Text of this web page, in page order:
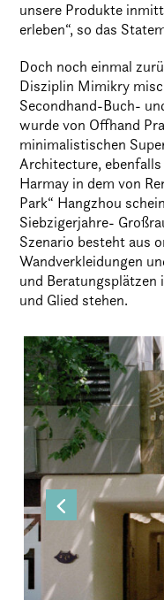
unsere Produkte
erleben“, so das
Doch noch einmal
Disziplin Mimikry
Secondhand-Buch-
wurde von Offhand
minimalistischen
Architecture,
Harmay in dem von
Park“ Hangzhou
Siebzigerjahre-
Szenario besteht aus
Wandverkleidungen
und Beratungsplätzen
und Glied stehen.